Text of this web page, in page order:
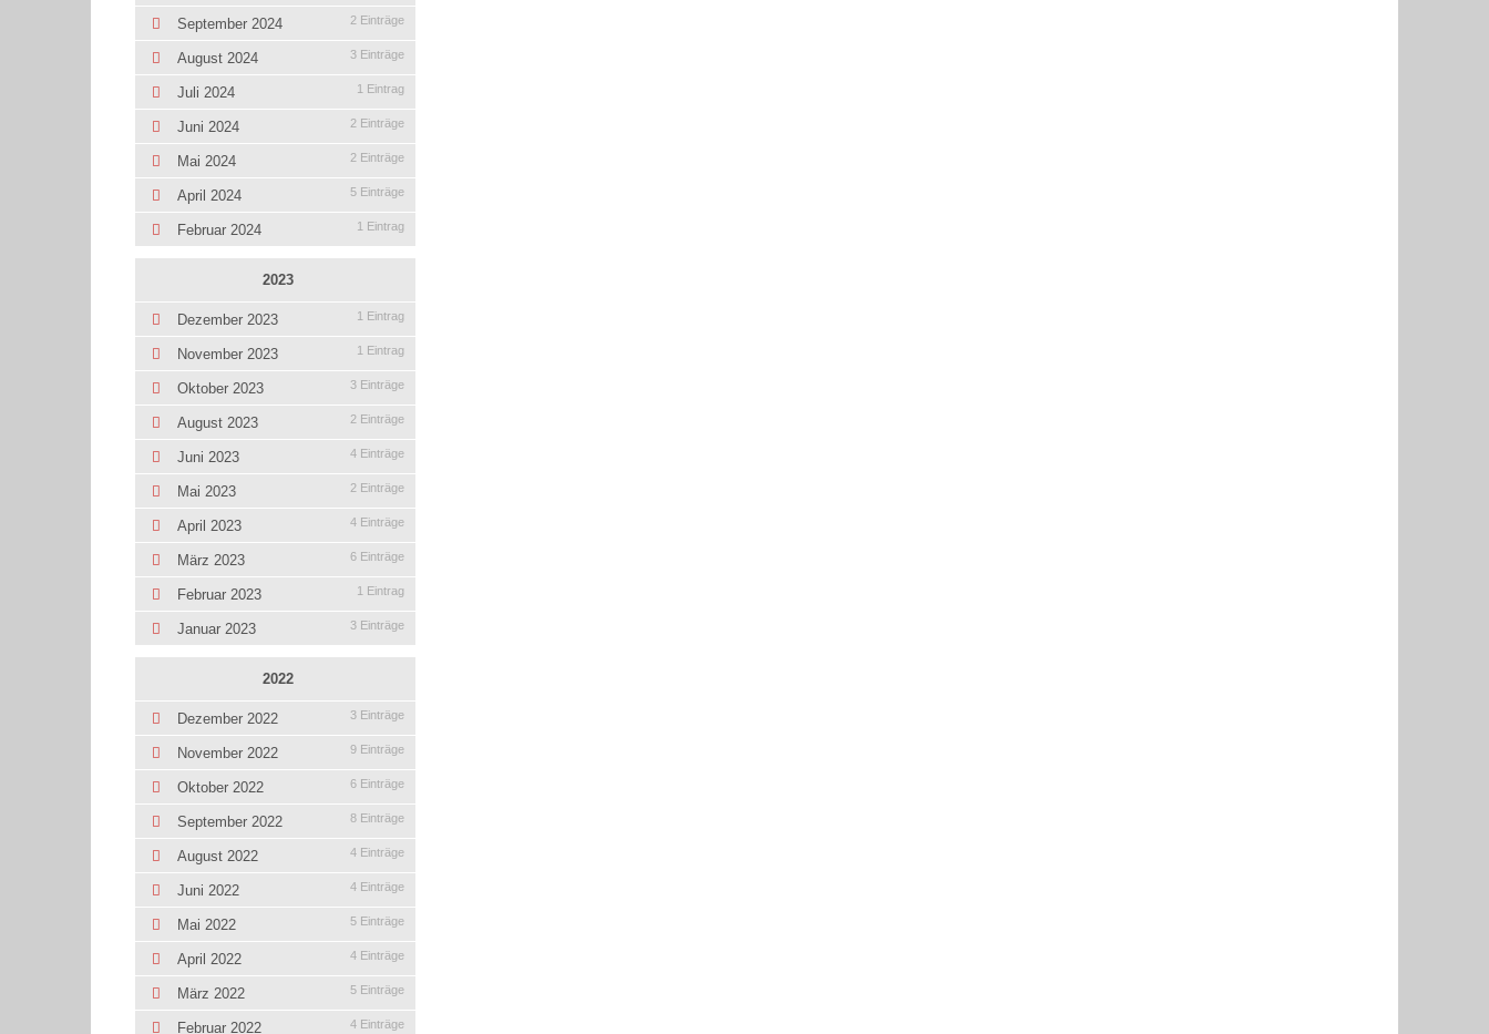
September 2024 2 Einträge
August 2024 3 Einträge
Juli 2024 1 Eintrag
Juni 2024 2 Einträge
Mai 2024 2 Einträge
April 2024 5 Einträge
Februar 2024 1 Eintrag
2023
Dezember 2023 1 Eintrag
November 2023 1 Eintrag
Oktober 2023 3 Einträge
August 2023 2 Einträge
Juni 2023 4 Einträge
Mai 2023 2 Einträge
April 2023 4 Einträge
März 2023 6 Einträge
Februar 2023 1 Eintrag
Januar 2023 3 Einträge
2022
Dezember 2022 3 Einträge
November 2022 9 Einträge
Oktober 2022 6 Einträge
September 2022 8 Einträge
August 2022 4 Einträge
Juni 2022 4 Einträge
Mai 2022 5 Einträge
April 2022 4 Einträge
März 2022 5 Einträge
Februar 2022 4 Einträge